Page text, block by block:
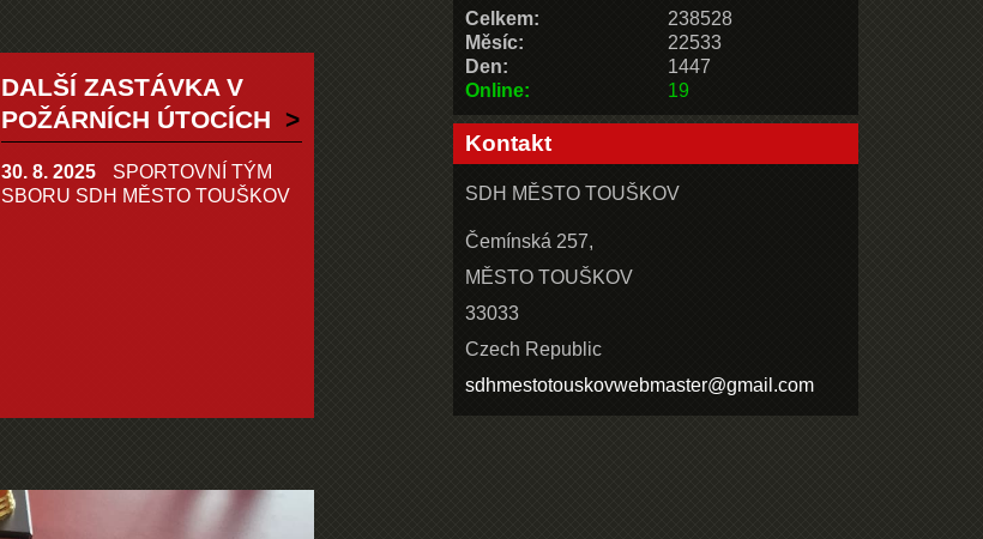
DALŠÍ ZASTÁVKA V
POŽÁRNÍCH ÚTOCÍCH
30. 8. 2025
SPORTOVNÍ TÝM
SBORU SDH MĚSTO TOUŠKOV
Online: 19
Celkem:
238528
Měsíc:
22533
Den:
1447
Kontakt
SDH MĚSTO TOUŠKOV
Čemínská 257,
MĚSTO TOUŠKOV
33033
Czech Republic
sdhmestotouskovwebmaster@gmail.com